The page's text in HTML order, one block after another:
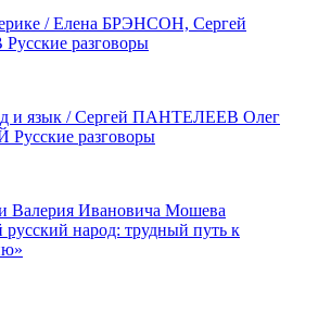
/ Елена БРЭНСОН, Сергей
разговоры
и язык / Сергей ПАНТЕЛЕЕВ Олег
разговоры
Валерия Ивановича Мошева
русский народ: трудный путь к